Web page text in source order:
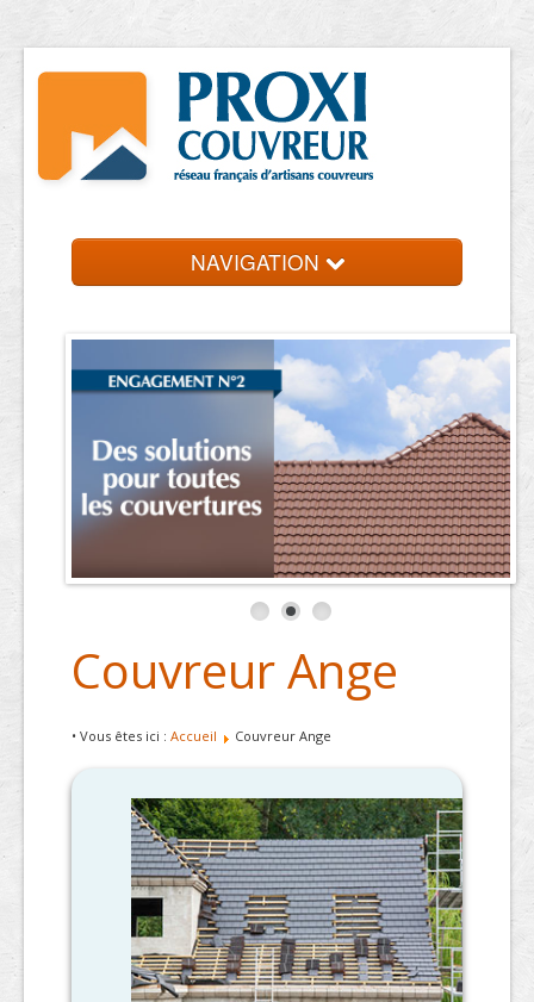
NAVIGATION
Couvreur Ange
• Vous êtes ici : Accueil Couvreur Ange